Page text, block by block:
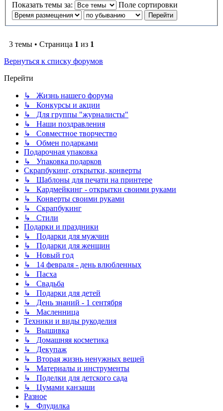
Показать темы за: Поле сортировки
3 темы • Страница 1 из 1
Вернуться к списку форумов
Перейти
↳ Жизнь нашего форума
↳ Конкурсы и акции
↳ Для группы "журналисты"
↳ Наши поздравления
↳ Совместное творчество
↳ Обмен подарками
Подарочная упаковка
↳ Упаковка подарков
Скрапбукинг, открытки, конверты
↳ Шаблоны для печати на принтере
↳ Кардмейкинг - открытки своими руками
↳ Конверты своими руками
↳ Скрапбукинг
↳ Стили
Подарки и праздники
↳ Подарки для мужчин
↳ Подарки для женщин
↳ Новый год
↳ 14 февраля - день влюбленных
↳ Пасха
↳ Свадьба
↳ Подарки для детей
↳ День знаний - 1 сентября
↳ Масленница
Техники и виды рукоделия
↳ Вышивка
↳ Домашняя косметика
↳ Декупаж
↳ Вторая жизнь ненужных вещей
↳ Материалы и инструменты
↳ Поделки для детского сада
↳ Цумами канзаши
Разное
↳ Флудилка